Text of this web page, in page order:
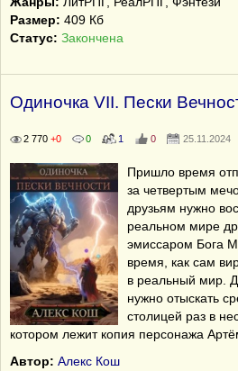
Размер: 409 Кб
Статус: Закончена
Одиночка VII. Пески
2 770 +0 0 1 0 25.11.2024
Пришло время
за четвертым
друзьям нужно
реальном мире
эмиссаром Бога
время, как сам
в реальный мир.
нужно отыскать
столицей раз в
котором лежит копия персонажа
Автор: Алекс Кош